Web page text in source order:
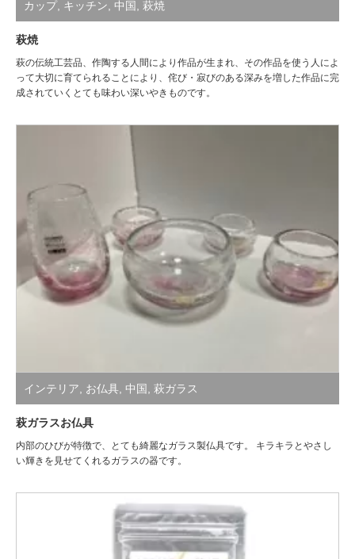
カップ, キッチン, 中国, 萩焼
萩焼
萩の伝統工芸品、作陶する人間により作品が生まれ、その作品を使う人によ
って大切に育てられることにより、侘び・寂びのある深みを増した作品に完
成されていくとても味わい深いやきものです。
インテリア, お仏具, 中国, 萩ガラス
萩ガラスお仏具
内部のひびが特徴で、とても綺麗なガラス製仏具です。 キラキラとやさし
い輝きを見せてくれるガラスの器です。